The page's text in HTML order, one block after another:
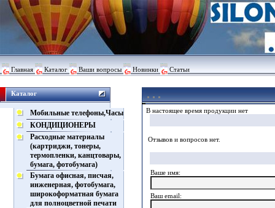
Главная Каталог Ваши вопросы Новинки Статьи
Каталог
Мобильные телефоны,Часы
КОНДИЦИОНЕРЫ
Расходные материалы
(картриджи, тонеры,
термопленки, канцтовары,
бумага, фотобумага)
Бумага офисная, писчая,
инженерная, фотобумага,
широкоформатная бумага
для полноцветной печати
В настоящее время продукции нет
Отзывов и вопросов нет.
Ваше имя:
Ваш еmail: